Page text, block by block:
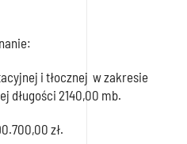
i tłocznej w zakresie
długości 2140,00 mb.
zł.